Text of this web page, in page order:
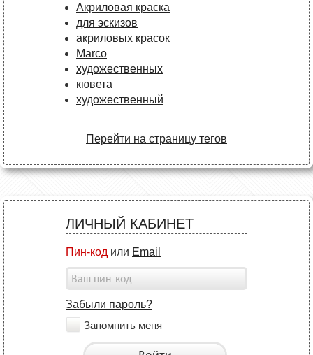
Акриловая краска
для эскизов
акриловых красок
Marco
художественных
кювета
художественный
Перейти на страницу тегов
ЛИЧНЫЙ КАБИНЕТ
Пин-код или Email
Забыли пароль?
Запомнить меня